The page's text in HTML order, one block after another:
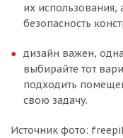
их использования,
безопасность
дизайн важен,
выбирайте тот
подходить
свою задачу.
Источник фото: